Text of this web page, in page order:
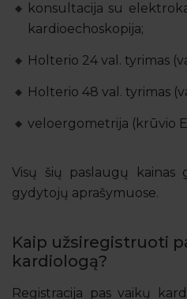
konsultacija su
kardioechoskopija;
Holterio 24 val. tyrimas
Holterio 48 val. tyrimas
veloergometrija (krūvio
Visų šių paslaugų kainas
gydytojų aprašymuose.
Kaip užsiregistruoti
kardiologą?
Registracija pas vaikų